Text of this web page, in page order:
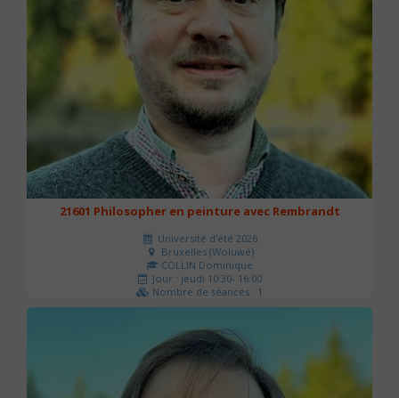
21601 Philosopher en peinture avec Rembrandt
Université d'été 2026
Bruxelles (Woluwé)
COLLIN Dominique
Jour : jeudi 10:30- 16:00
Nombre de séances : 1
40 €